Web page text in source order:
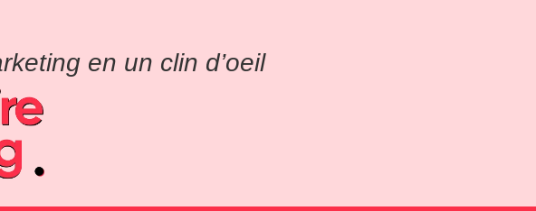
en un clin d’oeil